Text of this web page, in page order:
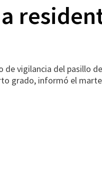
vigilancia del pasillo
grado, informó el